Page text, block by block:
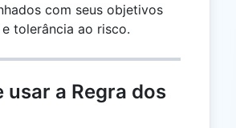
com seus objetivos
tolerância ao risco.
usar a Regra dos